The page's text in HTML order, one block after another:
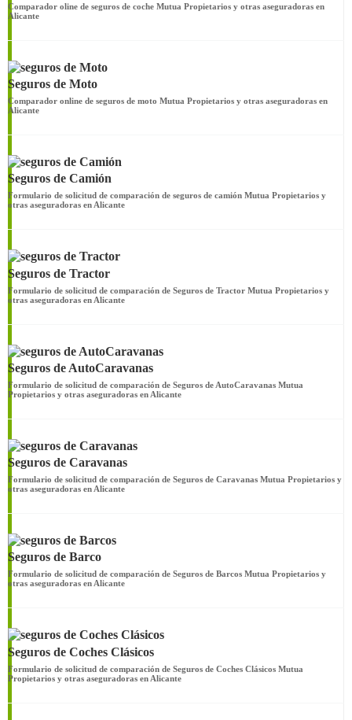
Comparador oline de seguros de coche Mutua Propietarios y otras aseguradoras en
Alicante
Seguros de Moto
Comparador online de seguros de moto Mutua Propietarios y otras aseguradoras en
Alicante
Seguros de Camión
Formulario de solicitud de comparación de seguros de camión Mutua Propietarios y
otras aseguradoras en Alicante
Seguros de Tractor
Formulario de solicitud de comparación de Seguros de Tractor Mutua Propietarios y
otras aseguradoras en Alicante
Seguros de AutoCaravanas
Formulario de solicitud de comparación de Seguros de AutoCaravanas Mutua
Propietarios y otras aseguradoras en Alicante
Seguros de Caravanas
Formulario de solicitud de comparación de Seguros de Caravanas Mutua Propietarios y
otras aseguradoras en Alicante
Seguros de Barco
Formulario de solicitud de comparación de Seguros de Barcos Mutua Propietarios y
otras aseguradoras en Alicante
Seguros de Coches Clásicos
Formulario de solicitud de comparación de Seguros de Coches Clásicos Mutua
Propietarios y otras aseguradoras en Alicante